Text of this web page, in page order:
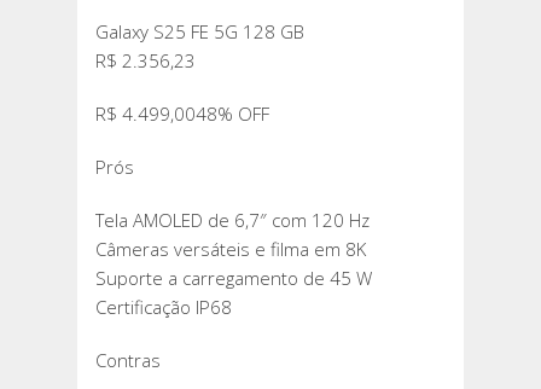
Galaxy S25 FE 5G 128 GB
R$ 2.356,23
R$ 4.499,0048% OFF
Prós
Tela AMOLED de 6,7″ com 120 Hz
Câmeras versáteis e filma em 8K
Suporte a carregamento de 45 W
Certificação IP68
Contras